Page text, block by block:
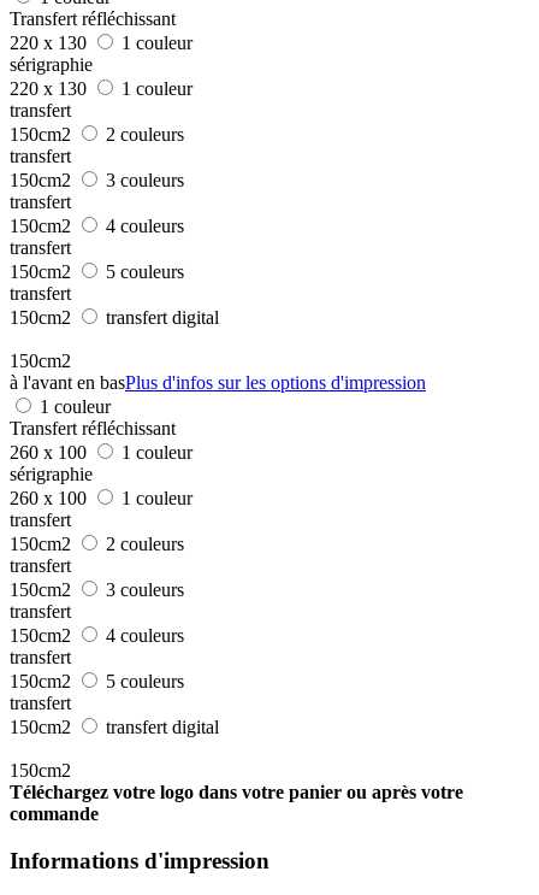
Transfert réfléchissant
220 x 130
1 couleur
sérigraphie
220 x 130
1 couleur
transfert
150cm2
2 couleurs
transfert
150cm2
3 couleurs
transfert
150cm2
4 couleurs
transfert
150cm2
5 couleurs
transfert
150cm2
transfert digital
150cm2
à l'avant en basPlus d'infos sur les options d'impression
1 couleur
Transfert réfléchissant
260 x 100
1 couleur
sérigraphie
260 x 100
1 couleur
transfert
150cm2
2 couleurs
transfert
150cm2
3 couleurs
transfert
150cm2
4 couleurs
transfert
150cm2
5 couleurs
transfert
150cm2
transfert digital
150cm2
Téléchargez votre logo dans votre panier ou après votre
commande
Informations d'impression